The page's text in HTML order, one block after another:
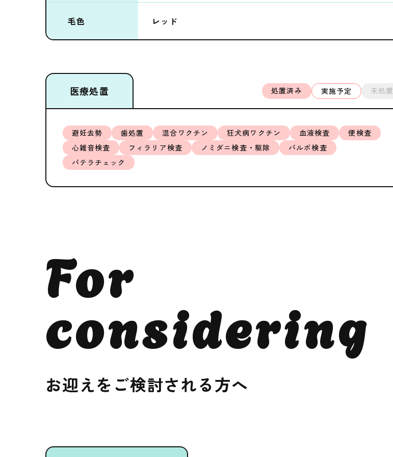
毛色 レッド
医療処置
避妊去勢 歯処置 混合ワクチン 狂犬病ワクチン 血液検査
便検査
心雑音検査
フィラリア検査 ノミダニ検査・駆除
パルボ検査
パテラチェック
処置済み 実施予定 未処置
For
considering
お迎えをご検討される方へ